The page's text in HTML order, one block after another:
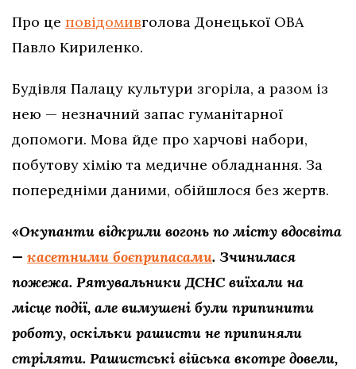
Про це повідомивголова Донецької ОВА
Павло Кириленко.
Будівля Палацу культури згоріла, а разом із
нею — незначний запас гуманітарної
допомоги. Мова йде про харчові набори,
побутову хімію та медичне обладнання. За
попередніми даними, обійшлося без жертв.
«Окупанти відкрили вогонь по місту вдосвіта
— касетними боєприпасами. Зчинилася
пожежа. Рятувальники ДСНС виїхали на
місце події, але вимушені були припинити
роботу, оскільки рашисти не припиняли
стріляти. Рашистські війська вкотре довели,